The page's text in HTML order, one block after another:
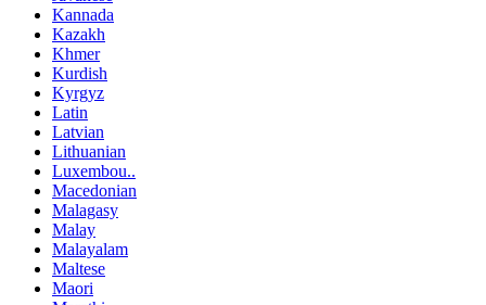
Kannada
Kazakh
Khmer
Kurdish
Kyrgyz
Latin
Latvian
Lithuanian
Luxembou..
Macedonian
Malagasy
Malay
Malayalam
Maltese
Maori